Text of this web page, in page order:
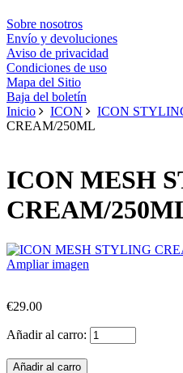
Sobre nosotros
Envío y devoluciones
Aviso de privacidad
Condiciones de uso
Mapa del Sitio
Baja del boletín
Inicio
ICON ICON
CREAM/250ML
ICON MESH
CREAM/
Ampliar imagen
€29.00
Añadir al carro: